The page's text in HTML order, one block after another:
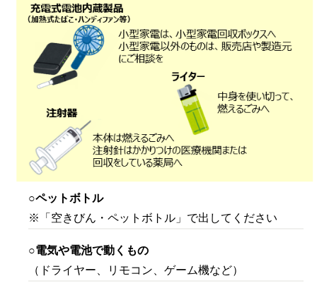
○ペットボトル
※「空きびん・ペットボトル」で出してください
○電気や電池で動くもの
（ドライヤー、リモコン、ゲーム機など）